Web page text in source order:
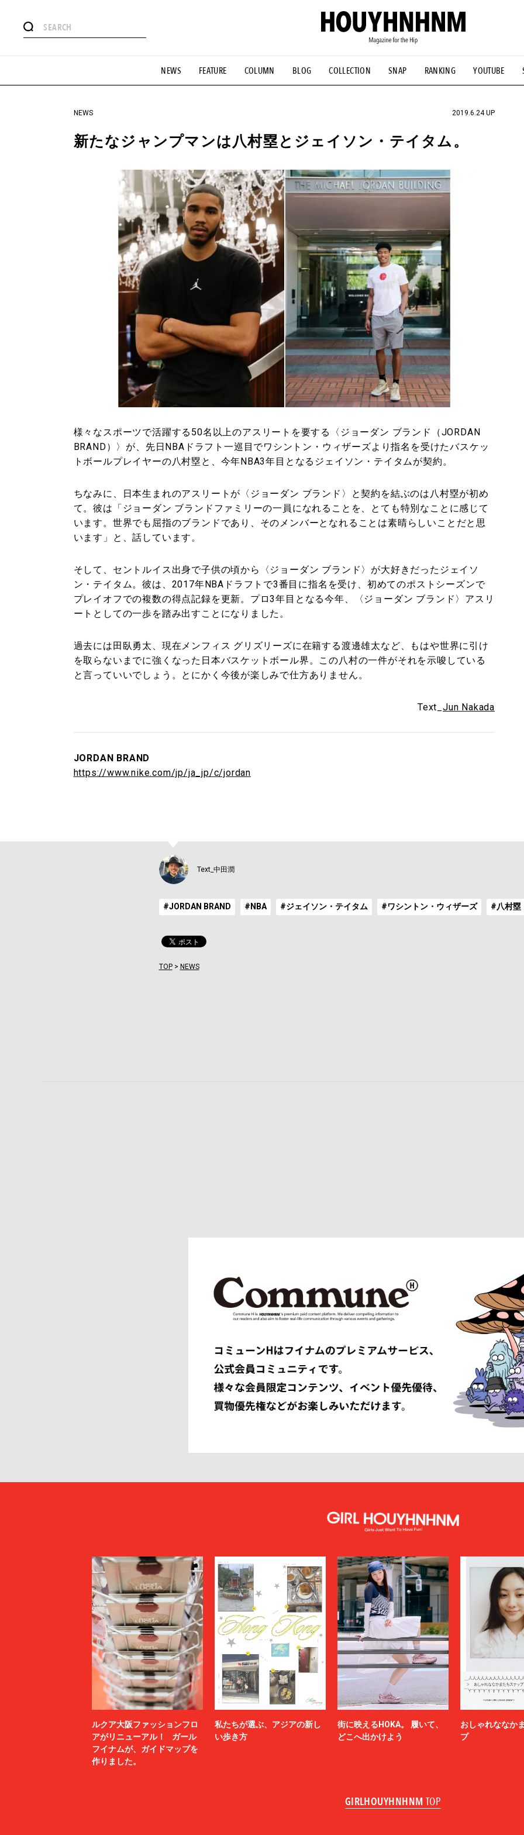
NEWS FEATURE COLUMN BLOG COLLECTION SNAP RANKING YOUTUBE
#憧れの逸品 #ESSENTIAL DESIGNS #古着サミット #NEW VINTAGE #マイナーグッド図鑑
#GH 銘品の所以 #フイナムのYouTube #Commune H #FOCUS IT #AH.H #ととけん #FASHION #MUSIC
#HANDSOME HANDBOOK
NEWS 2019.6.24 UP
新たなジャンプマンは八村塁とジェイソン・テイタム。
様々なスポーツで活躍する50名以上のアスリートを要する〈ジョーダン ブランド（JORDAN
BRAND）〉が、先日NBAドラフト一巡目でワシントン・ウィザーズより指名を受けたバスケッ
トボールプレイヤーの八村塁と、今年NBA3年目となるジェイソン・テイタムが契約。
ちなみに、日本生まれのアスリートが〈ジョーダン ブランド〉と契約を結ぶのは八村塁が初め
て。彼は「ジョーダン ブランドファミリーの一員になれることを、とても特別なことに感じて
います。世界でも屈指のブランドであり、そのメンバーとなれることは素晴らしいことだと思
います」と、話しています。
そして、セントルイス出身で子供の頃から〈ジョーダン ブランド〉が大好きだったジェイソ
ン・テイタム。彼は、2017年NBAドラフトで3番目に指名を受け、初めてのポストシーズンで
プレイオフでの複数の得点記録を更新。プロ3年目となる今年、〈ジョーダン ブランド〉アスリ
ートとしての一歩を踏み出すことになりました。
過去には田臥勇太、現在メンフィス グリズリーズに在籍する渡邊雄太など、もはや世界に引け
を取らないまでに強くなった日本バスケットボール界。この八村の一件がそれを示唆している
と言っていいでしょう。とにかく今後が楽しみで仕方ありません。
Text_ Jun Nakada
JORDAN BRAND
https://www.nike.com/jp/ja_jp/c/jordan
Text_中田潤
#JORDAN BRAND #NBA #ジェイソン・テイタム #ワシントン・ウィザーズ #八村塁
TOP> NEWS
ルクア大阪ファッションフロ
アがリニューアル！ ガール
フイナムが、ガイドマップを
作りました。
私たちが選ぶ、アジアの新し
い歩き方
街に映えるHOKA。 履いて、
どこへ出かけよう
おしゃれななか
プ
GIRLHOUYHNHNM TOP